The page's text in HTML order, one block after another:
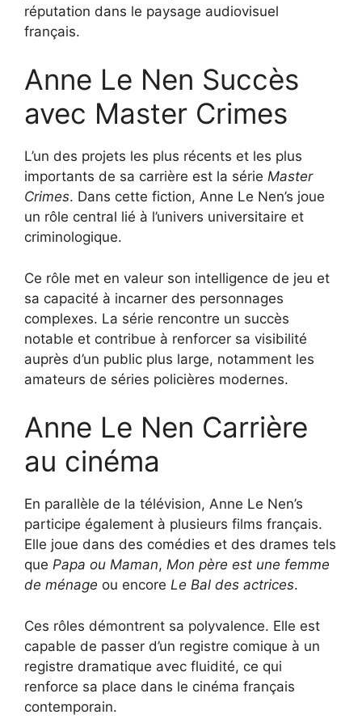
réputation dans le paysage audiovisuel
français.
Anne Le Nen Succès
avec Master Crimes
L’un des projets les plus récents et les plus
importants de sa carrière est la série Master
Crimes. Dans cette fiction, Anne Le Nen’s joue
un rôle central lié à l’univers universitaire et
criminologique.
Ce rôle met en valeur son intelligence de jeu et
sa capacité à incarner des personnages
complexes. La série rencontre un succès
notable et contribue à renforcer sa visibilité
auprès d’un public plus large, notamment les
amateurs de séries policières modernes.
Anne Le Nen Carrière
au cinéma
En parallèle de la télévision, Anne Le Nen’s
participe également à plusieurs films français.
Elle joue dans des comédies et des drames tels
que Papa ou Maman, Mon père est une femme
de ménage ou encore Le Bal des actrices.
Ces rôles démontrent sa polyvalence. Elle est
capable de passer d’un registre comique à un
registre dramatique avec fluidité, ce qui
renforce sa place dans le cinéma français
contemporain.